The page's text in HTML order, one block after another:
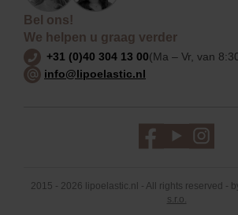
Bel ons!
We helpen u graag verder
+31 (0)40 304 13 00(Ma – Vr, van
info@lipoelastic.nl
2015 - 2026 lipoelastic.nl - All rights reserved -
s.r.o.